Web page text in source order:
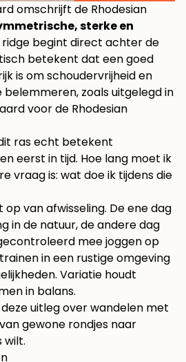
omschrijft de Rhodesian
sterke en
ridge begint direct achter de
betekent dat een goed
is om schoudervrijheid en
zoals uitgelegd in
voor de Rhodesian
ras echt betekent
eerst in tijd. Hoe lang moet ik
vraag is: wat doe ik tijdens die
op van afwisseling. De ene dag
in de natuur, de andere dag
mee joggen op
in een rustige omgeving
Variatie houdt
in balans.
uitleg over wandelen met
gewone rondjes naar
wilt.